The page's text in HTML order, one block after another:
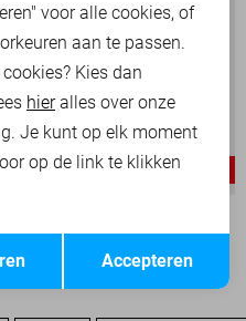
NORDROP
109,99
Opslaan
voor alle cookies, of
aan te passen.
Kies dan
hieralles over onze
Je kunt op elk moment
op de link te klikken
Accepteren